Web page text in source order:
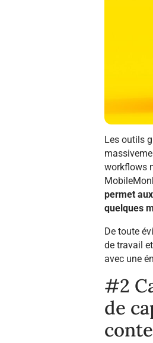
Les outils
workflows
permet
quelques
De toute
de travail
avec une
#2
de